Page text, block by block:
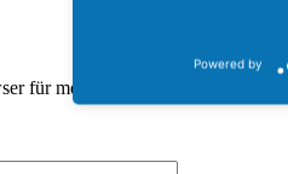
für meinen nächsten Kommentar
Powered by